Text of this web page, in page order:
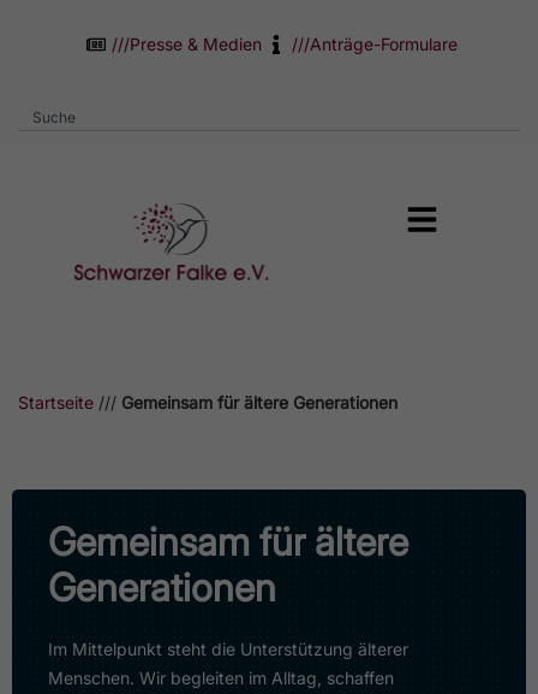
///Presse & Medien ///Anträge-Formulare
Startseite /// Gemeinsam für ältere Generationen
Gemeinsam für ältere
Generationen
Im Mittelpunkt steht die Unterstützung älterer
Menschen. Wir begleiten im Alltag, schaffen